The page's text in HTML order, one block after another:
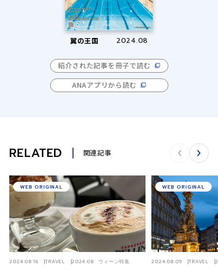
翼の王国 2024.08
紹介された記事を冊子で読む
ANAアプリから読む
RELATED 関連記事
2024.08.16 TRAVEL 2024.08 ウィーン特集
WEB ORIGINAL
2024.08.09 TRAVEL
WEB ORIGINAL